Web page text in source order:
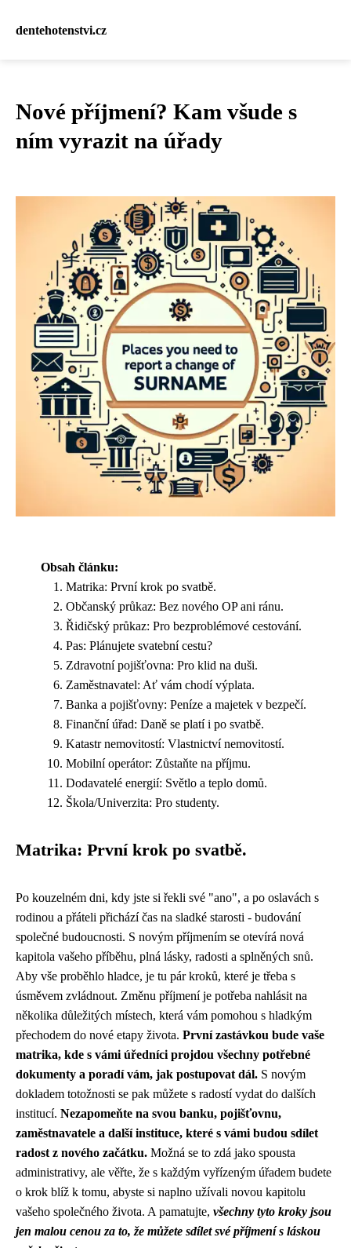
dentehotenstvi.cz
Nové příjmení? Kam všude s
ním vyrazit na úřady
Obsah článku:
Matrika: První krok po svatbě.
Občanský průkaz: Bez nového OP ani ránu.
Řidičský průkaz: Pro bezproblémové cestování.
Pas: Plánujete svatební cestu?
Zdravotní pojišťovna: Pro klid na duši.
Zaměstnavatel: Ať vám chodí výplata.
Banka a pojišťovny: Peníze a majetek v bezpečí.
Finanční úřad: Daně se platí i po svatbě.
Katastr nemovitostí: Vlastnictví nemovitostí.
Mobilní operátor: Zůstaňte na příjmu.
Dodavatelé energií: Světlo a teplo domů.
Škola/Univerzita: Pro studenty.
Matrika: První krok po svatbě.
Po kouzelném dni, kdy jste si řekli své "ano", a po oslavách s
rodinou a přáteli přichází čas na sladké starosti - budování
společné budoucnosti. S novým příjmením se otevírá nová
kapitola vašeho příběhu, plná lásky, radosti a splněných snů.
Aby vše proběhlo hladce, je tu pár kroků, které je třeba s
úsměvem zvládnout. Změnu příjmení je potřeba nahlásit na
několika důležitých místech, která vám pomohou s hladkým
přechodem do nové etapy života. První zastávkou bude vaše
matrika, kde s vámi úředníci projdou všechny potřebné
dokumenty a poradí vám, jak postupovat dál. S novým
dokladem totožnosti se pak můžete s radostí vydat do dalších
institucí. Nezapomeňte na svou banku, pojišťovnu,
zaměstnavatele a další instituce, které s vámi budou sdílet
radost z nového začátku. Možná se to zdá jako spousta
administrativy, ale věřte, že s každým vyřízeným úřadem budete
o krok blíž k tomu, abyste si naplno užívali novou kapitolu
vašeho společného života. A pamatujte, všechny tyto kroky jsou
jen malou cenou za to, že můžete sdílet své příjmení s láskou